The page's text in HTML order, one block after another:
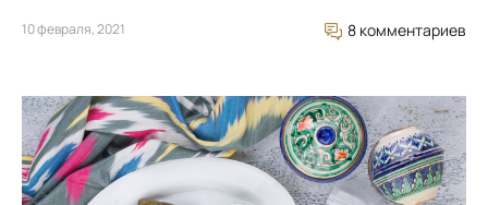
10 февраля, 2021 8 комментариев